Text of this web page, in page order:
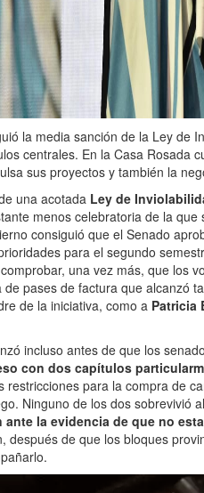
la media sanción de la Ley de
centrales. En la Casa Rosada
sus proyectos y también la
una acotada Ley de
menos celebratoria de la
consiguió que el Senado
para el segundo
una vez más, que los
pases de factura que alcanzó
de la iniciativa, como a Patricia
incluso antes de que los
con dos capítulos
restricciones para la compra de
Ninguno de los dos sobrevivió
ante la evidencia de que no
después de que los bloques